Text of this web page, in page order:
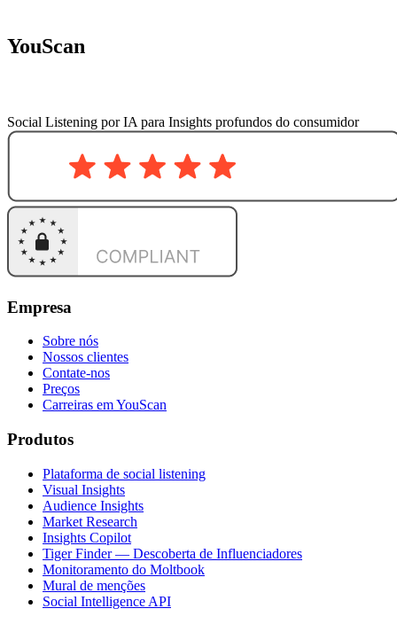
YouScan
Social Listening por IA para Insights profundos do consumidor
Empresa
Sobre nós
Nossos clientes
Contate-nos
Preços
Carreiras em YouScan
Produtos
Plataforma de social listening
Visual Insights
Audience Insights
Market Research
Insights Copilot
Tiger Finder — Descoberta de Influenciadores
Monitoramento do Moltbook
Mural de menções
Social Intelligence API